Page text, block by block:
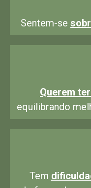
Sentem-se
Querem
equilibrando
Tem